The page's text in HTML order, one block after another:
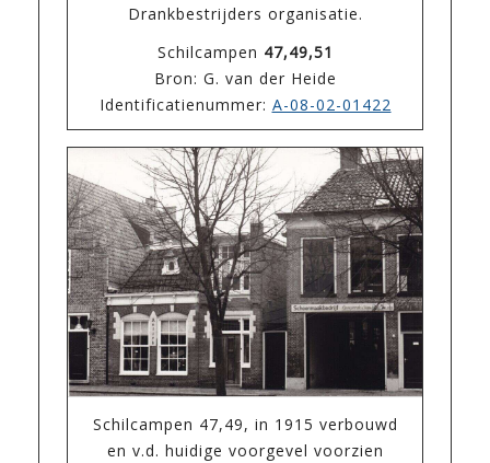
Drankbestrijders organisatie.
Schilcampen 47,49,51
Bron: G. van der Heide
Identificatienummer: A-08-02-01422
Schilcampen 47,49, in 1915 verbouwd
en v.d. huidige voorgevel voorzien